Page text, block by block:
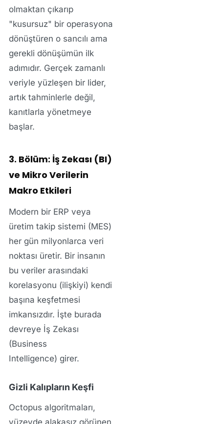
olmaktan çıkarıp
"kusursuz" bir operasyona
dönüştüren o sancılı ama
gerekli dönüşümün ilk
adımıdır. Gerçek zamanlı
veriyle yüzleşen bir lider,
artık tahminlerle değil,
kanıtlarla yönetmeye
başlar.
3. Bölüm: İş Zekası (BI)
ve Mikro Verilerin
Makro Etkileri
Modern bir ERP veya
üretim takip sistemi (MES)
her gün milyonlarca veri
noktası üretir. Bir insanın
bu veriler arasındaki
korelasyonu (ilişkiyi) kendi
başına keşfetmesi
imkansızdır. İşte burada
devreye İş Zekası
(Business
Intelligence) girer.
Gizli Kalıpların Keşfi
Octopus algoritmaları,
yüzeyde alakasız görünen